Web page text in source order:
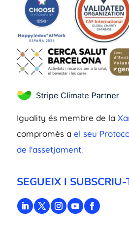
Iguality és membre de la
compromès a el seu
de l'assetjament.
SEGUEIX I SUBSCRIU-